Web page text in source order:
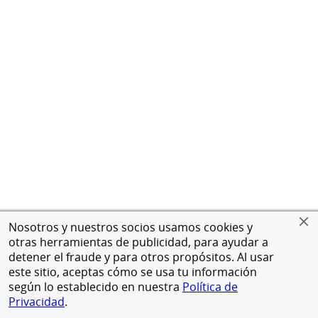
Nosotros y nuestros socios usamos cookies y
otras herramientas de publicidad, para ayudar a
detener el fraude y para otros propósitos. Al usar
este sitio, aceptas cómo se usa tu información
según lo establecido en nuestra Política de
Privacidad.